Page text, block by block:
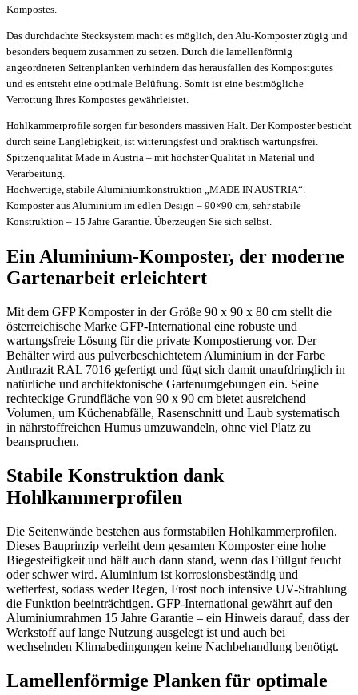
Kompostes.
Das durchdachte Stecksystem macht es möglich, den Alu-Komposter zügig und
besonders bequem zusammen zu setzen. Durch die lamellenförmig
angeordneten Seitenplanken verhindern das herausfallen des Kompostgutes
und es entsteht eine optimale Belüftung. Somit ist eine bestmögliche
Verrottung Ihres Kompostes gewährleistet.
Hohlkammerprofile sorgen für besonders massiven Halt. Der Komposter besticht
durch seine Langlebigkeit, ist witterungsfest und praktisch wartungsfrei.
Spitzenqualität Made in Austria – mit höchster Qualität in Material und
Verarbeitung.
Hochwertige, stabile Aluminiumkonstruktion „MADE IN AUSTRIA“.
Komposter aus Aluminium im edlen Design – 90×90 cm, sehr stabile
Konstruktion – 15 Jahre Garantie. Überzeugen Sie sich selbst.
Ein Aluminium-Komposter, der moderne
Gartenarbeit erleichtert
Mit dem GFP Komposter in der Größe 90 x 90 x 80 cm stellt die
österreichische Marke GFP-International eine robuste und
wartungsfreie Lösung für die private Kompostierung vor. Der
Behälter wird aus pulverbeschichtetem Aluminium in der Farbe
Anthrazit RAL 7016 gefertigt und fügt sich damit unaufdringlich in
natürliche und architektonische Gartenumgebungen ein. Seine
rechteckige Grundfläche von 90 x 90 cm bietet ausreichend
Volumen, um Küchenabfälle, Rasenschnitt und Laub systematisch
in nährstoffreichen Humus umzuwandeln, ohne viel Platz zu
beanspruchen.
Stabile Konstruktion dank
Hohlkammerprofilen
Die Seitenwände bestehen aus formstabilen Hohlkammerprofilen.
Dieses Bauprinzip verleiht dem gesamten Komposter eine hohe
Biegesteifigkeit und hält auch dann stand, wenn das Füllgut feucht
oder schwer wird. Aluminium ist korrosionsbeständig und
wetterfest, sodass weder Regen, Frost noch intensive UV-Strahlung
die Funktion beeinträchtigen. GFP-International gewährt auf den
Aluminiumrahmen 15 Jahre Garantie – ein Hinweis darauf, dass der
Werkstoff auf lange Nutzung ausgelegt ist und auch bei
wechselnden Klimabedingungen keine Nachbehandlung benötigt.
Lamellenförmige Planken für optimale